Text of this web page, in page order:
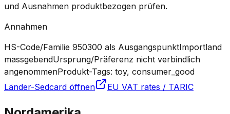
und Ausnahmen produktbezogen prüfen.
Annahmen
HS-Code/Familie 950300 als AusgangspunktImportland
massgebendUrsprung/Präferenz nicht verbindlich
angenommenProdukt-Tags: toy, consumer_good
Länder-Sedcard öffnen
EU VAT rates / TARIC